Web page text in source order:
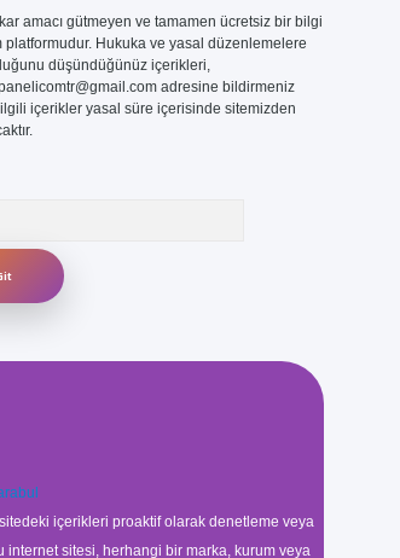
amacı gütmeyen ve tamamen ücretsiz bir bilgi
platformudur. Hukuka ve yasal düzenlemelere
düşündüğünüz içerikleri,
adresine bildirmeniz
içerikler yasal süre içerisinde sitemizden
içerikleri proaktif olarak denetleme veya
internet sitesi, herhangi bir marka, kurum veya